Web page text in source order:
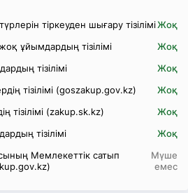
тіркеуден шығару тізіліміЖоқ
ұйымдардың тізілімі
Жоқ
тізілімі
Жоқ
тізілімі (goszakup.gov.kz)
Жоқ
тізілімі (zakup.sk.kz)
Жоқ
тізілімі
Жоқ
Мемлекеттік сатып
Мүше
емес